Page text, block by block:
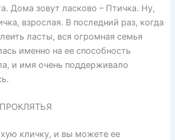
Дома зовут ласково – Птичка. Ну,
взрослая. В последний раз, когда
ласты, вся огромная семья
именно на ее способность
и имя очень поддерживало
кличку, и вы можете ее